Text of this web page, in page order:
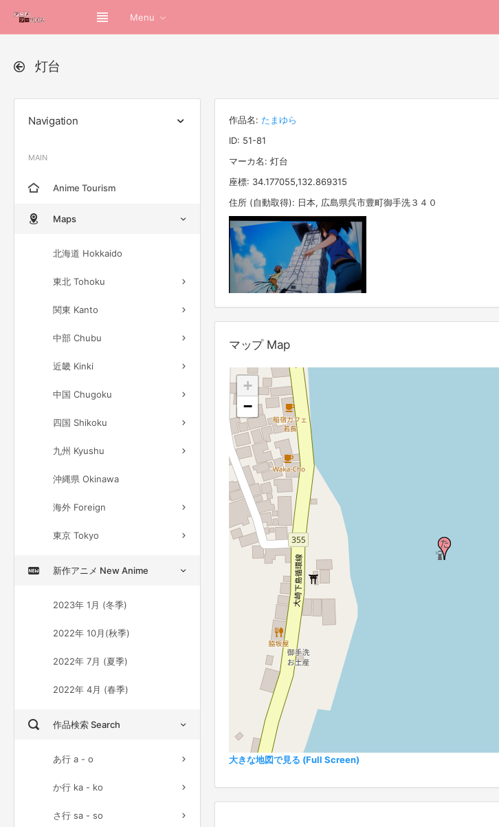
Menu
灯台
Navigation
MAIN
Anime Tourism
Maps
北海道 Hokkaido
東北 Tohoku
関東 Kanto
中部 Chubu
近畿 Kinki
中国 Chugoku
四国 Shikoku
九州 Kyushu
沖縄県 Okinawa
海外 Foreign
東京 Tokyo
新作アニメ New Anime
2023年 1月 (冬季)
2022年 10月(秋季)
2022年 7月 (夏季)
2022年 4月 (春季)
作品検索 Search
あ行 a - o
か行 ka - ko
さ行 sa - so
作品名: たまゆら
ID: 51-81
マーカ名: 灯台
座標: 34.177055,132.869315
住所 (自動取得): 日本, 広島県呉市豊町御手洗３４０
マップ Map
+
−
大きな地図で見る (Full Screen)